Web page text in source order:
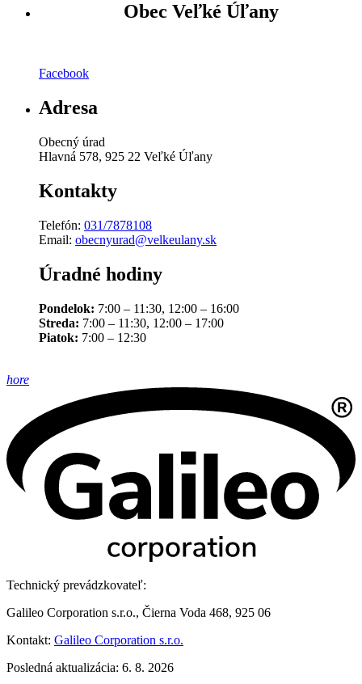
Obec Veľké Úľany
Facebook
Adresa
Obecný úrad
Hlavná 578, 925 22 Veľké Úľany
Kontakty
Telefón: 031/7878108
Email: obecnyurad@velkeulany.sk
Úradné hodiny
Pondelok: 7:00 – 11:30, 12:00 – 16:00
Streda: 7:00 – 11:30, 12:00 – 17:00
Piatok: 7:00 – 12:30
hore
Technický prevádzkovateľ:
Galileo Corporation s.r.o., Čierna Voda 468, 925 06
Kontakt: Galileo Corporation s.r.o.
Posledná aktualizácia: 6. 8. 2026